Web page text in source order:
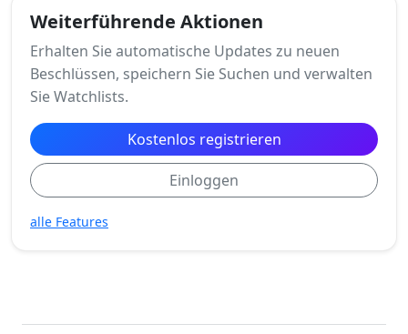
Weiterführende Aktionen
Erhalten Sie automatische Updates zu neuen
Beschlüssen, speichern Sie Suchen und verwalten
Sie Watchlists.
Kostenlos registrieren
Einloggen
alle Features